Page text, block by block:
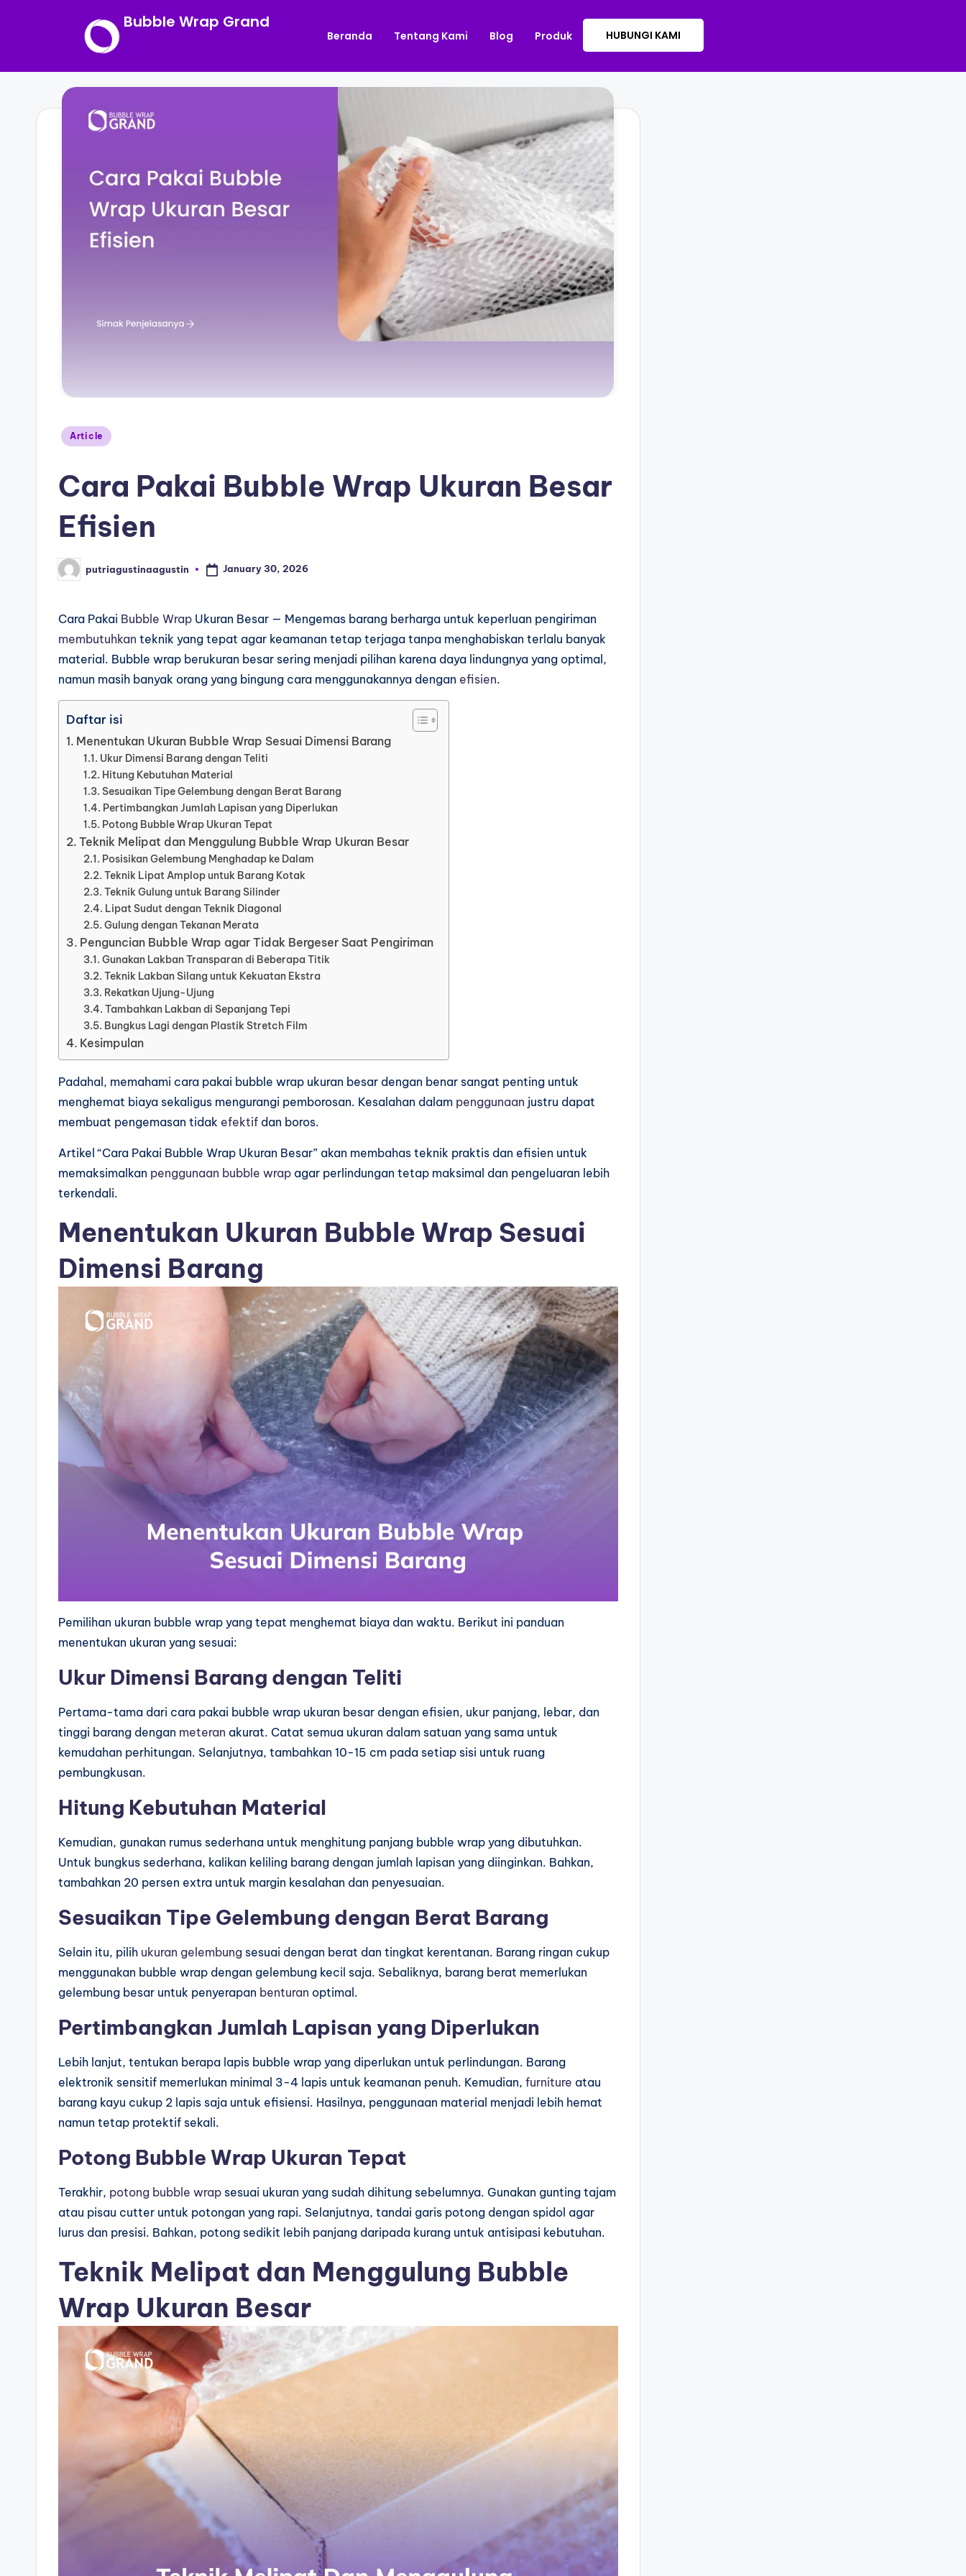
Bubble Wrap Grand
Beranda Tentang Kami Blog Produk HUBUNGI KAMI
Article
Cara Pakai Bubble Wrap Ukuran Besar
Efisien
putriagustinaagustin January 30, 2026
Cara Pakai Bubble Wrap Ukuran Besar — Mengemas barang berharga untuk keperluan pengiriman
membutuhkan teknik yang tepat agar keamanan tetap terjaga tanpa menghabiskan terlalu banyak
material. Bubble wrap berukuran besar sering menjadi pilihan karena daya lindungnya yang optimal,
namun masih banyak orang yang bingung cara menggunakannya dengan efisien.
Daftar isi
Menentukan Ukuran Bubble Wrap Sesuai Dimensi Barang
Ukur Dimensi Barang dengan Teliti
Hitung Kebutuhan Material
Sesuaikan Tipe Gelembung dengan Berat Barang
Pertimbangkan Jumlah Lapisan yang Diperlukan
Potong Bubble Wrap Ukuran Tepat
Teknik Melipat dan Menggulung Bubble Wrap Ukuran Besar
Posisikan Gelembung Menghadap ke Dalam
Teknik Lipat Amplop untuk Barang Kotak
Teknik Gulung untuk Barang Silinder
Lipat Sudut dengan Teknik Diagonal
Gulung dengan Tekanan Merata
Penguncian Bubble Wrap agar Tidak Bergeser Saat Pengiriman
Gunakan Lakban Transparan di Beberapa Titik
Teknik Lakban Silang untuk Kekuatan Ekstra
Rekatkan Ujung-Ujung
Tambahkan Lakban di Sepanjang Tepi
Bungkus Lagi dengan Plastik Stretch Film
Kesimpulan
Padahal, memahami cara pakai bubble wrap ukuran besar dengan benar sangat penting untuk
menghemat biaya sekaligus mengurangi pemborosan. Kesalahan dalam penggunaan justru dapat
membuat pengemasan tidak efektif dan boros.
Artikel “Cara Pakai Bubble Wrap Ukuran Besar” akan membahas teknik praktis dan efisien untuk
memaksimalkan penggunaan bubble wrap agar perlindungan tetap maksimal dan pengeluaran lebih
terkendali.
Menentukan Ukuran Bubble Wrap Sesuai
Dimensi Barang
Pemilihan ukuran bubble wrap yang tepat menghemat biaya dan waktu. Berikut ini panduan
menentukan ukuran yang sesuai:
Ukur Dimensi Barang dengan Teliti
Pertama-tama dari cara pakai bubble wrap ukuran besar dengan efisien, ukur panjang, lebar, dan
tinggi barang dengan meteran akurat. Catat semua ukuran dalam satuan yang sama untuk
kemudahan perhitungan. Selanjutnya, tambahkan 10-15 cm pada setiap sisi untuk ruang
pembungkusan.
Hitung Kebutuhan Material
Kemudian, gunakan rumus sederhana untuk menghitung panjang bubble wrap yang dibutuhkan.
Untuk bungkus sederhana, kalikan keliling barang dengan jumlah lapisan yang diinginkan. Bahkan,
tambahkan 20 persen extra untuk margin kesalahan dan penyesuaian.
Sesuaikan Tipe Gelembung dengan Berat Barang
Selain itu, pilih ukuran gelembung sesuai dengan berat dan tingkat kerentanan. Barang ringan cukup
menggunakan bubble wrap dengan gelembung kecil saja. Sebaliknya, barang berat memerlukan
gelembung besar untuk penyerapan benturan optimal.
Pertimbangkan Jumlah Lapisan yang Diperlukan
Lebih lanjut, tentukan berapa lapis bubble wrap yang diperlukan untuk perlindungan. Barang
elektronik sensitif memerlukan minimal 3-4 lapis untuk keamanan penuh. Kemudian, furniture atau
barang kayu cukup 2 lapis saja untuk efisiensi. Hasilnya, penggunaan material menjadi lebih hemat
namun tetap protektif sekali.
Potong Bubble Wrap Ukuran Tepat
Terakhir, potong bubble wrap sesuai ukuran yang sudah dihitung sebelumnya. Gunakan gunting tajam
atau pisau cutter untuk potongan yang rapi. Selanjutnya, tandai garis potong dengan spidol agar
lurus dan presisi. Bahkan, potong sedikit lebih panjang daripada kurang untuk antisipasi kebutuhan.
Teknik Melipat dan Menggulung Bubble
Wrap Ukuran Besar